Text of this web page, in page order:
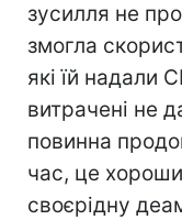
зусилля не
змогла
які їй надали
витрачені не
повинна
час, це
своєрідну